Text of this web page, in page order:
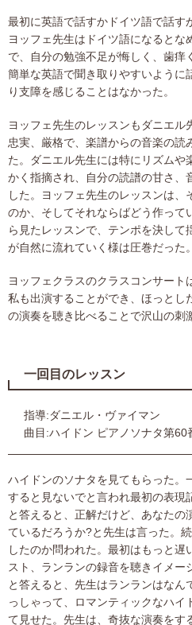
最初に英語で話すかドイツ語で話す
ヨッフェ先生はドイツ語になるとな
で、自分の勉強不足が悔しく、歯痒
簡単な英語で聞き取りやすいように
り支障を感じることはなかった。
ヨッフェ先生のレッスンもダニエル
忠実、厳格で、楽譜からの音楽の読
た。ダニエル先生には特にリズムや
かく指摘され、自分の読譜の甘さ、
した。ヨッフェ先生のレッスンは、
のか、そしてそれならばどう作って
ら見たレッスンで、テンポを決して
が自然に流れていく様は圧巻だった。
ヨッフェクラスのクラスコンサート
私も出演することができ、ほっとし
の演奏を聴き比べることで沢山の刺
一回目のレッスン
指導:ダニエル・ヴァイマン
曲目:ハイドン ピアノソナタ第60
ハイドンのソナタを見てもらった。
すると見ないでと言われ最初の表現
と答えると、正解だけど、あなたの
ているだろうか?と先生は言った。
したのか問われた。最初はもっと遅
スト、ランランの録音を聴きイメー
と答えると、先生はランランはなん
っしゃって、ロマンティックなハイ
て見せた。先生は、奇抜な演奏をす